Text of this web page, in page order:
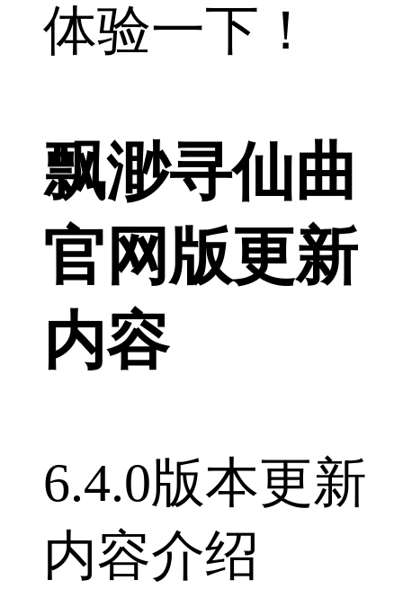
体验一下！
飘渺寻仙曲
官网版更新
内容
6.4.0版本更新
内容介绍